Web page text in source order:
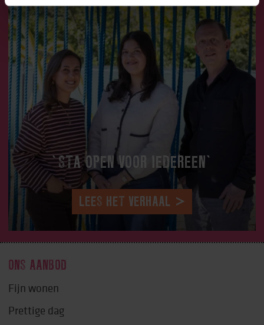
‘STA OPEN VOOR IEDEREEN’
LEES HET VERHAAL
ONS AANBOD
Fijn wonen
Prettige dag